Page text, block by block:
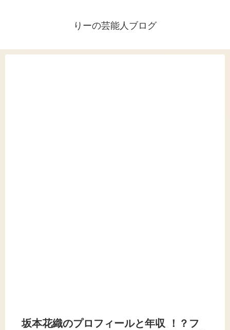
りーの芸能人ブログ
坂本花織のプロフィールと年収 ！？フ